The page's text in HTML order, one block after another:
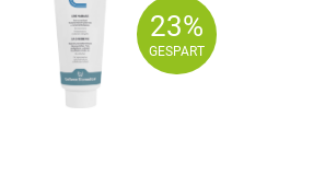
23%
GESPART
23%
GESPART